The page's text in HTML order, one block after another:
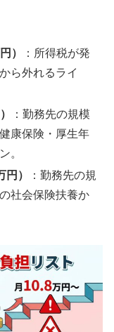
）
：所得税が発
ら外れるライ
：勤務先の規模
康保険・厚生年
。
）
：勤務先の規
社会保険扶養か